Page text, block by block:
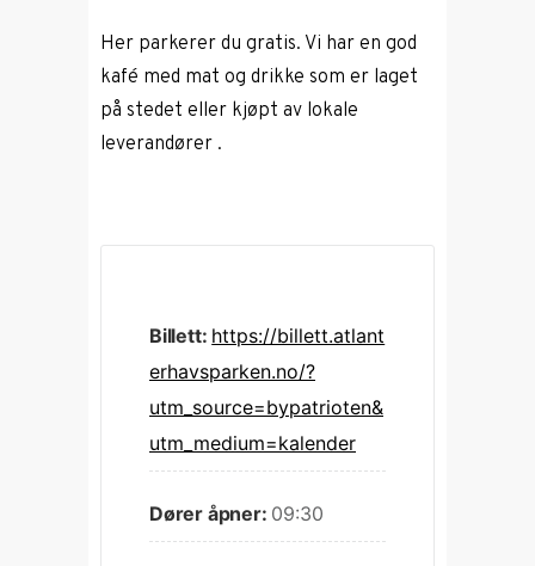
Her parkerer du gratis. Vi har en god
kafé med mat og drikke som er laget
på stedet eller kjøpt av lokale
leverandører .
Billett: https://billett.atlant
erhavsparken.no/?
utm_source=bypatrioten&
utm_medium=kalender
Dører åpner: 09:30